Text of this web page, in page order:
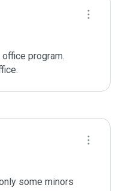
program.
some minors